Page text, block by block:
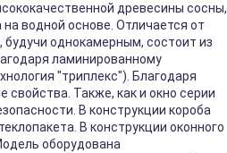
древесины сосны,
водной основе. Отличается от
будучи однокамерным, состоит из
ламинированному
"триплекс"). Благодаря
свойства. Также, как и окно серии
В конструкции короба
В конструкции оконного
оборудована